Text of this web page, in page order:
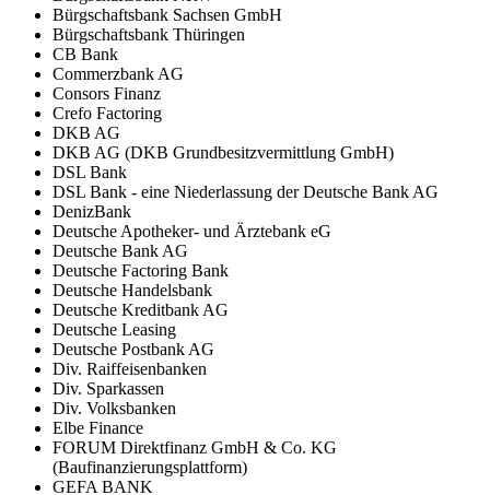
Bürgschaftsbank Sachsen GmbH
Bürgschaftsbank Thüringen
CB Bank
Commerzbank AG
Consors Finanz
Crefo Factoring
DKB AG
DKB AG (DKB Grundbesitzvermittlung GmbH)
DSL Bank
DSL Bank - eine Niederlassung der Deutsche Bank AG
DenizBank
Deutsche Apotheker- und Ärztebank eG
Deutsche Bank AG
Deutsche Factoring Bank
Deutsche Handelsbank
Deutsche Kreditbank AG
Deutsche Leasing
Deutsche Postbank AG
Div. Raiffeisenbanken
Div. Sparkassen
Div. Volksbanken
Elbe Finance
FORUM Direktfinanz GmbH & Co. KG
(Baufinanzierungsplattform)
GEFA BANK